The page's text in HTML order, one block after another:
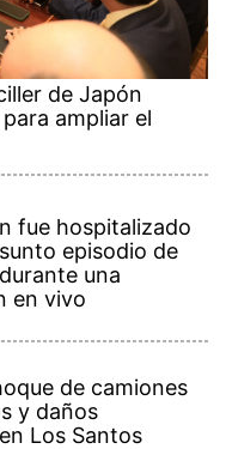
de Japón
ampliar el
fue hospitalizado
episodio de
una
en vivo
de camiones
y daños
Los Santos